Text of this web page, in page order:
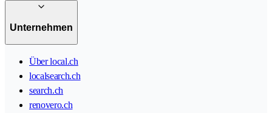
Unternehmen
Über local.ch
localsearch.ch
search.ch
renovero.ch